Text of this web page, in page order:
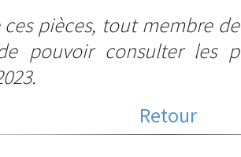
ces pièces, tout membre
pouvoir consulter les
Retour